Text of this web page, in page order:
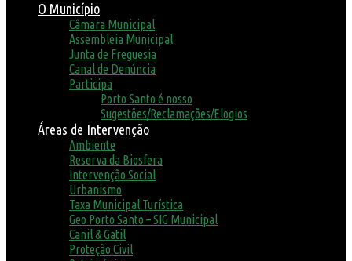
O Município
Câmara Municipal
Assembleia Municipal
Junta de Freguesia
Canal de Denúncia
Participa
Porto Santo é nosso
Sugestões/Reclamações/Elogios
Áreas de Intervenção
Ambiente
Reserva da Biosfera
Intervenção Social
Urbanismo
Taxa Municipal Turística
Geo Porto Santo – SIG Municipal
Canil & Gatil
Proteção Civil